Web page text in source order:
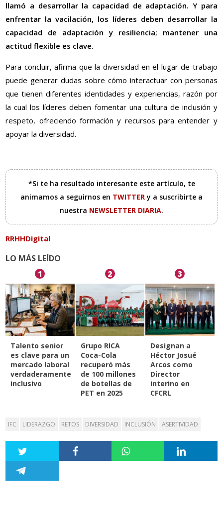
llamó a desarrollar la capacidad de adaptación. Y para
enfrentar la vacilación, los líderes deben desarrollar la
capacidad de adaptación y resiliencia; mantener una
actitud flexible es clave.
Para concluir, afirma que la diversidad en el lugar de trabajo
puede generar dudas sobre cómo interactuar con personas
que tienen diferentes identidades y experiencias, razón por
la cual los líderes deben fomentar una cultura de inclusión y
respeto, ofreciendo formación y recursos para entender y
apoyar la diversidad.
*Si te ha resultado interesante este artículo, te
animamos a seguirnos en TWITTERy a suscribirte a
nuestra NEWSLETTER DIARIA.
RRHHDigital
LO MÁS LEÍDO
1
Talento senior
es clave para un
mercado laboral
verdaderamente
inclusivo
2
Grupo RICA
Coca-Cola
recuperó más
de 100 millones
de botellas de
PET en 2025
3
Designan a
Héctor Josué
Arcos como
Director
interino en
CFCRL
IFC LIDERAZGO RETOS DIVERSIDAD INCLUSIÓN ASERTIVIDAD